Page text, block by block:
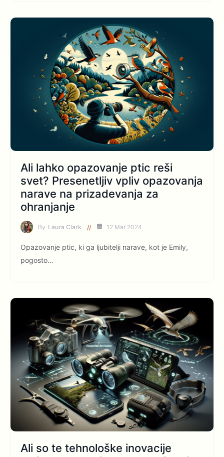
Ali lahko opazovanje ptic reši
svet? Presenetljiv vpliv opazovanja
narave na prizadevanja za
ohranjanje
By Laura Clark 12 Mar 2024
Opazovanje ptic, ki ga ljubitelji narave, kot je Emily,
pogosto…
Ali so te tehnološke inovacije